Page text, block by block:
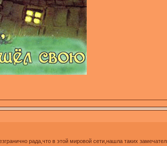
рада,что в этой мировой сети,нашла таких